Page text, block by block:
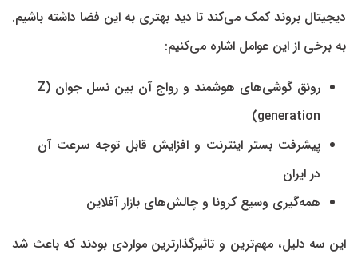
دیجیتال بروند کمک می‌کند تا دید بهتری به این فضا داشته باشیم.
به برخی از این عوامل اشاره می‌کنیم:
رونق گوشی‌های هوشمند و رواج آن بین نسل جوان (Z
generation)
پیشرفت بستر اینترنت و افزایش قابل توجه سرعت آن
در ایران
همه‌گیری وسیع کرونا و چالش‌های بازار آفلاین
این سه دلیل، مهم‌ترین و تاثیرگذارترین مواردی بودند که باعث شد